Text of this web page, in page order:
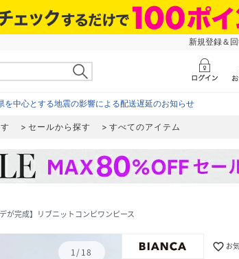
新規登録＆
を中心とする地震の影響による配送遅延のお知らせ
セールから探す すべてのアイテム
デが完成】リブニットコンビワンピース
1/18 favorite_border お